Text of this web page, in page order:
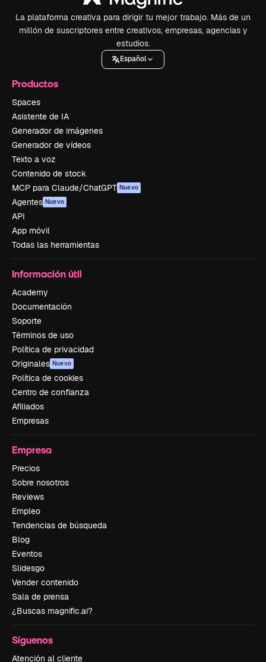
La plataforma creativa para dirigir tu mejor trabajo. Más de un
millón de suscriptores entre creativos, empresas, agencias y
estudios.
Español
Productos
Spaces
Asistente de IA
Generador de imágenes
Generador de vídeos
Texto a voz
Contenido de stock
MCP para Claude/ChatGPT Nuevo
Agentes Nuevo
API
App móvil
Todas las herramientas
Información útil
Academy
Documentación
Soporte
Términos de uso
Política de privacidad
Originales Nuevo
Política de cookies
Centro de confianza
Afiliados
Empresas
Empresa
Precios
Sobre nosotros
Reviews
Empleo
Tendencias de búsqueda
Blog
Eventos
Slidesgo
Vender contenido
Sala de prensa
¿Buscas magnific.ai?
Síguenos
Atención al cliente